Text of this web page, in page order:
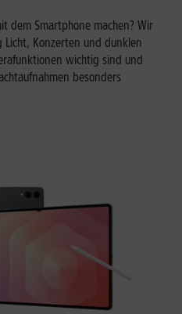
dem Smartphone machen? Wir
Konzerten und dunklen
wichtig sind und
besonders